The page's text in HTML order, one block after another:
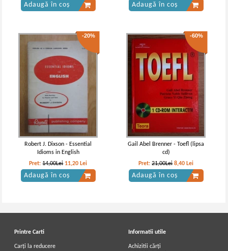
Adaugă în coș Adaugă în coș
-20%
Robert J. Dixson - Essential
Idioms in English
Pret:14,00Lei 11,20 Lei
Adaugă în coș
-60%
Gail Abel Brenner - Toefl (lipsa
cd)
Pret:21,00Lei 8,40 Lei
Adaugă în coș
Printre Carti
Carți la reducere
Informatii utile
Achizitii cărți